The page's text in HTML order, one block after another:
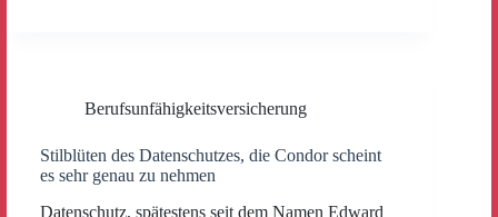
Berufsunfähigkeitsversicherung
Stilblüten des Datenschutzes, die Condor scheint
es sehr genau zu nehmen
Datenschutz, spätestens seit dem Namen Edward